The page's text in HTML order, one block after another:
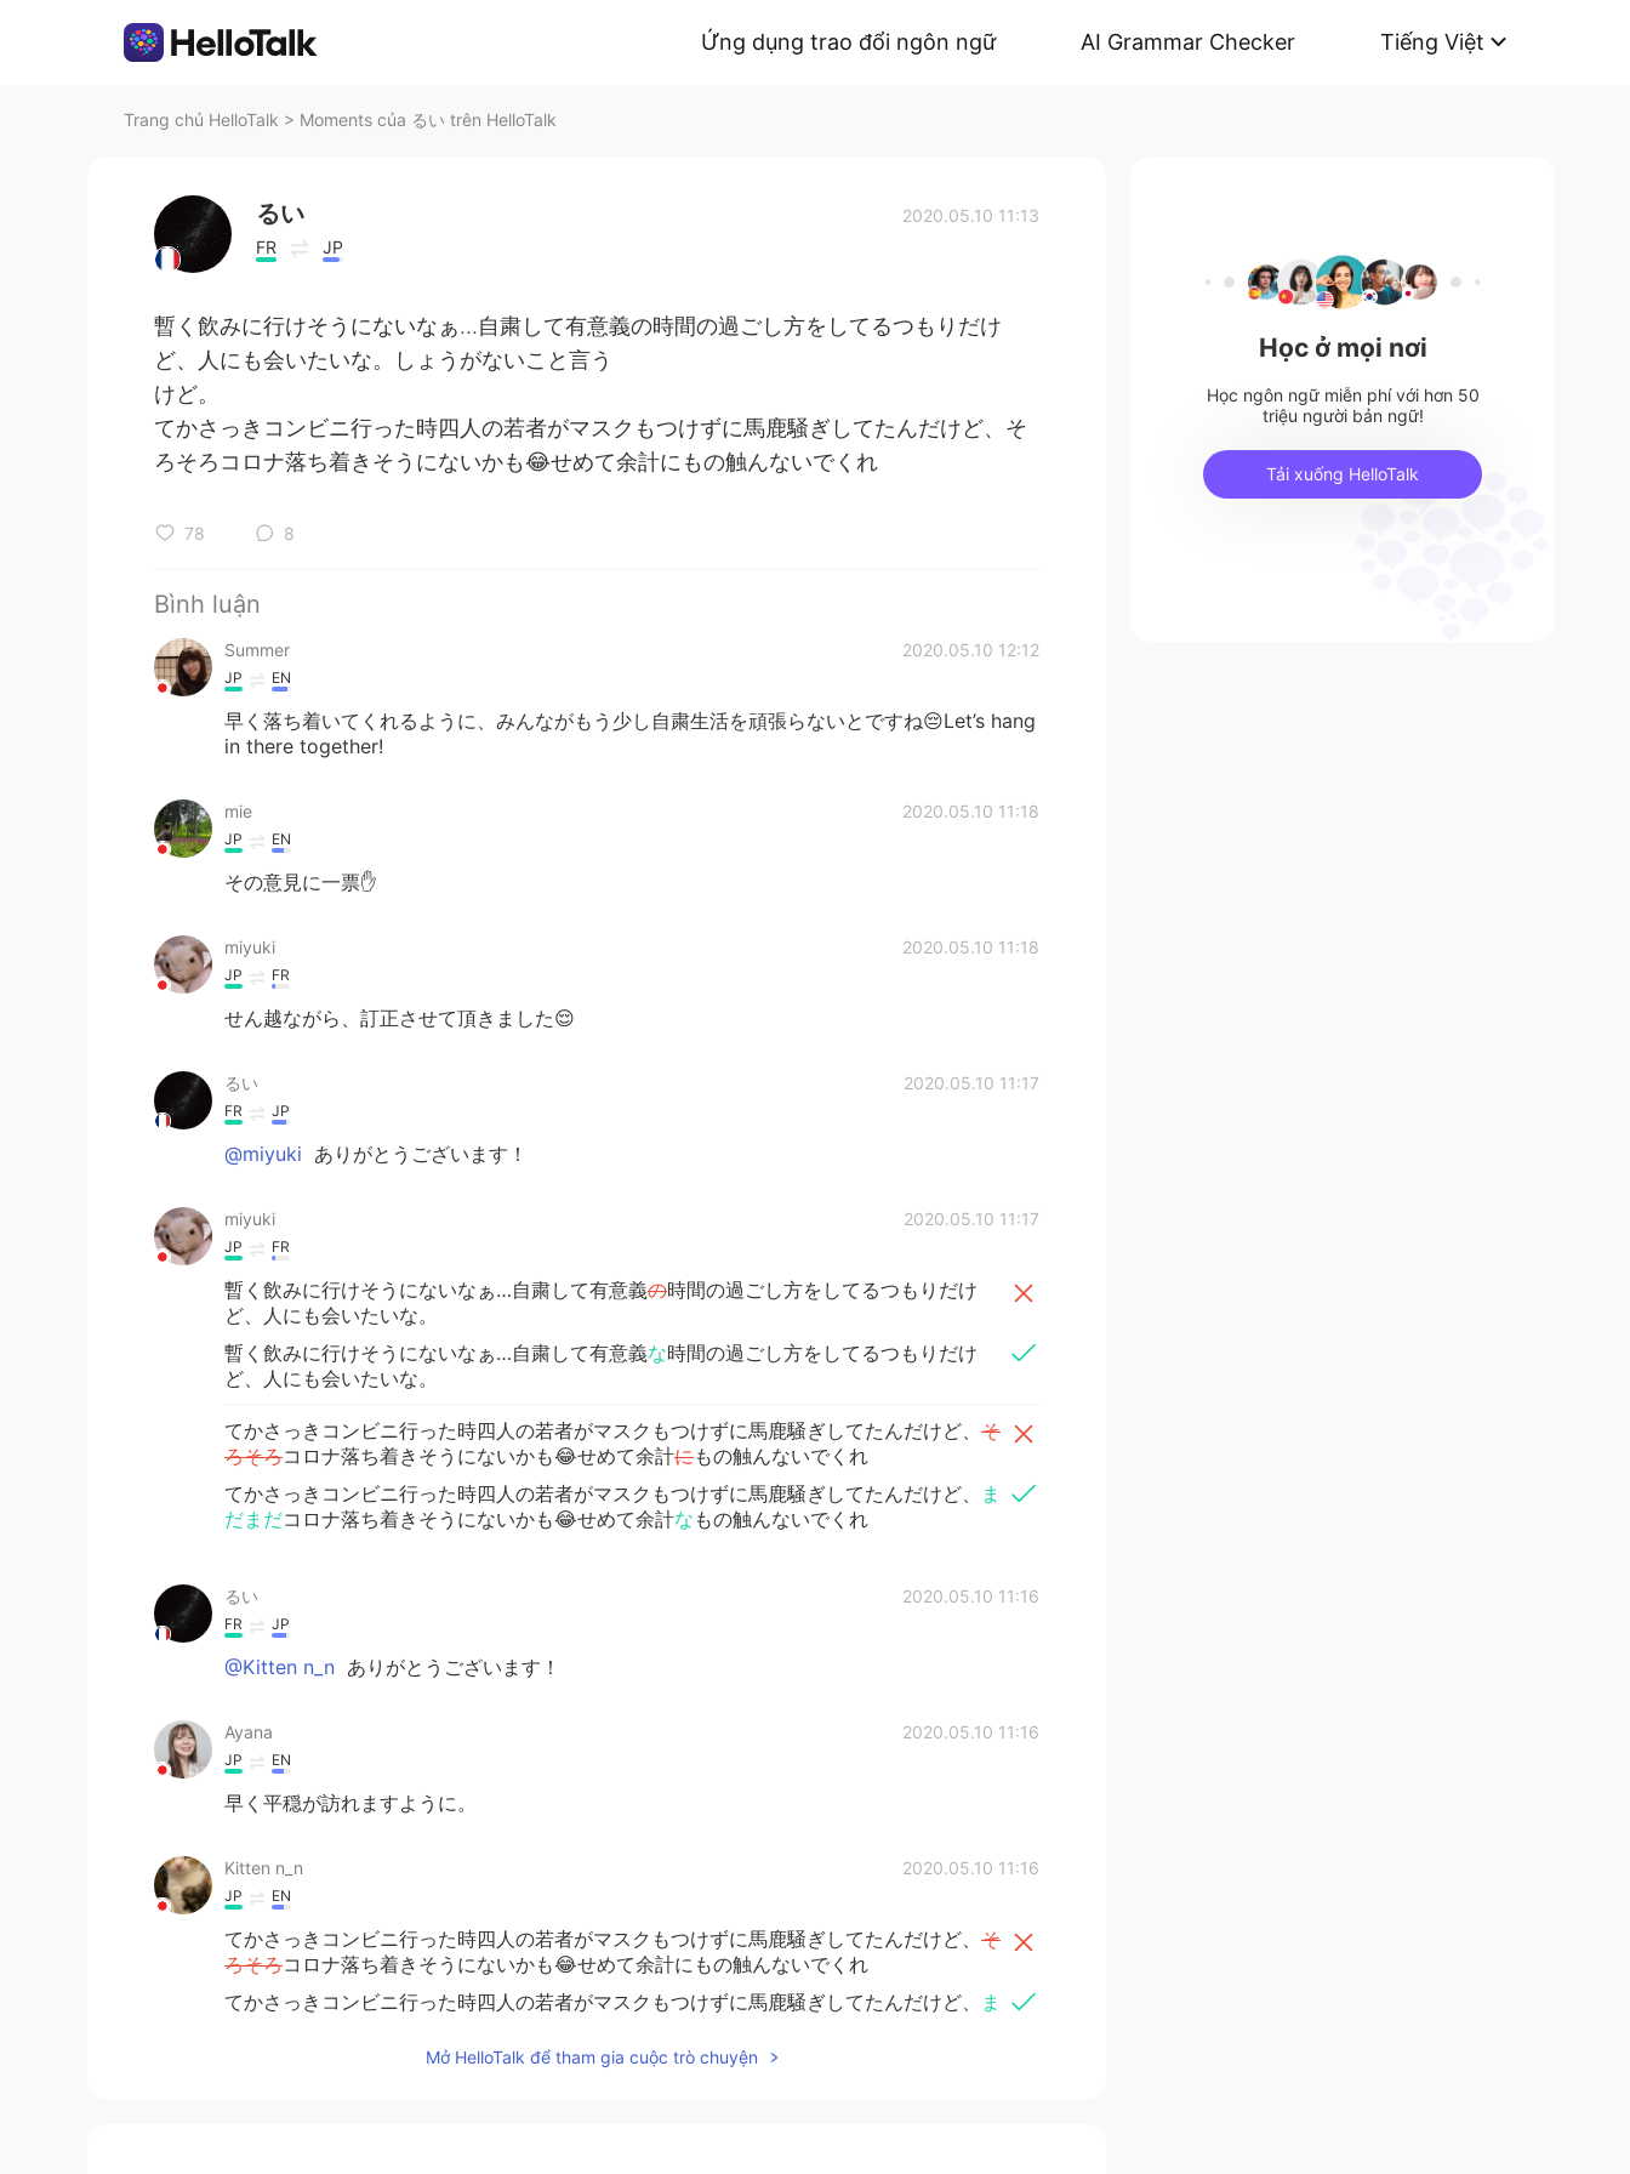
Ứng dụng trao đổi ngôn ngữ AI Grammar Checker Tiếng Việt
Trang chủ HelloTalk > Moments của るい trên HelloTalk
るい
FR JP
2020.05.10 11:13
暫く飲みに行けそうにないなぁ…自粛して有意義の時間の過ごし方をしてるつもりだけ
ど、人にも会いたいな。しょうがないこと言う
けど。
てかさっきコンビニ行った時四人の若者がマスクもつけずに馬鹿騒ぎしてたんだけど、そ
ろそろコロナ落ち着きそうにないかも😂せめて余計にもの触んないでくれ
78 8
Bình luận
Summer 2020.05.10 12:12
JP EN
早く落ち着いてくれるように、みんながもう少し自粛生活を頑張らないとですね😔Let’s hang
in there together!
mie 2020.05.10 11:18
JP EN
その意見に一票✋
miyuki 2020.05.10 11:18
JP FR
せん越ながら、訂正させて頂きました😌
るい 2020.05.10 11:17
FR JP
@miyuki ありがとうございます！
miyuki 2020.05.10 11:17
JP FR
暫く飲みに行けそうにないなぁ…自粛して有意義の時間の過ごし方をしてるつもりだけ
ど、人にも会いたいな。
暫く飲みに行けそうにないなぁ…自粛して有意義な時間の過ごし方をしてるつもりだけ
ど、人にも会いたいな。
てかさっきコンビニ行った時四人の若者がマスクもつけずに馬鹿騒ぎしてたんだけど、 そ
ろそろコロナ落ち着きそうにないかも😂せめて余計にもの触んないでくれ
てかさっきコンビニ行った時四人の若者がマスクもつけずに馬鹿騒ぎしてたんだけど、
ま
だまだコロナ落ち着きそうにないかも😂せめて余計な もの触んないでくれ
るい 2020.05.10 11:16
FR JP
@Kitten n_n ありがとうございます！
Ayana 2020.05.10 11:16
JP EN
早く平穏が訪れますように。
Kitten n_n 2020.05.10 11:16
JP EN
てかさっきコンビニ行った時四人の若者がマスクもつけずに馬鹿騒ぎしてたんだけど、 そ
ろそろコロナ落ち着きそうにないかも😂せめて余計にもの触んないでくれ
てかさっきコンビニ行った時四人の若者がマスクもつけずに馬鹿騒ぎしてたんだけど、
ま
Mở HelloTalk để tham gia cuộc trò chuyện
Học ở mọi nơi
Học ngôn ngữ miễn phí với hơn 50
triệu người bản ngữ!
Tải xuống HelloTalk